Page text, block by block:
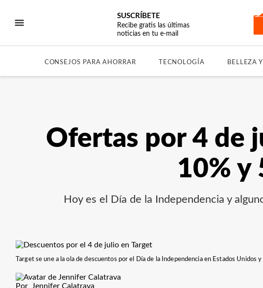
SUSCRÍBETE
Recibe gratis las últimas
noticias en tu e-mail
CONSEJOS PARA AHORRAR TECNOLOGÍA BELLEZA
Ofertas por 4 de
10% y
Hoy es el Día de la Independencia y
Target se une a la ola de descuentos por el Día de la Independencia en Estados
Por
Jennifer Calatrava